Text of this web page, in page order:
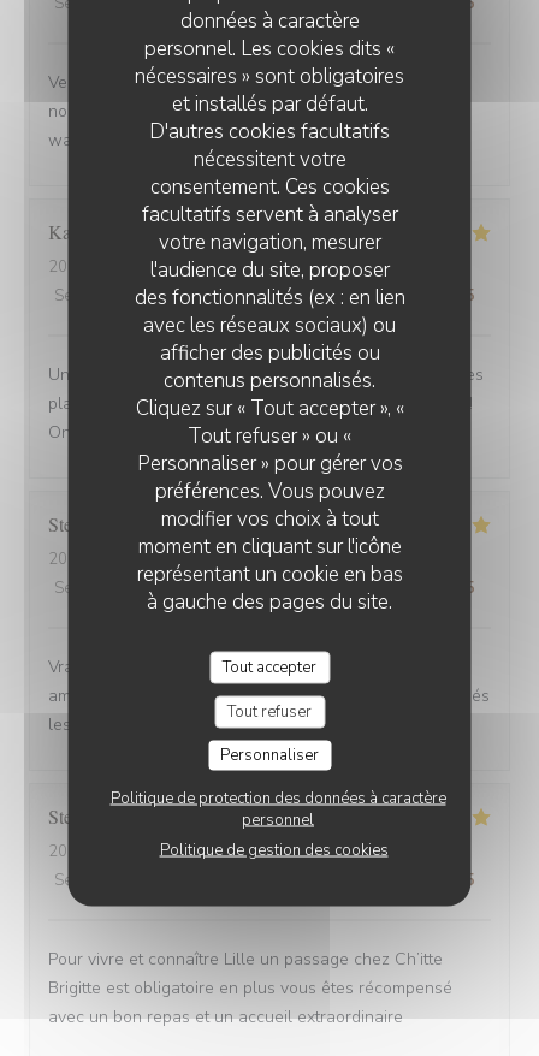
données à caractère
personnel. Les cookies dits «
nécessaires » sont obligatoires
et installés par défaut.
D'autres cookies facultatifs
nécessitent votre
consentement. Ces cookies
facultatifs servent à analyser
votre navigation, mesurer
l'audience du site, proposer
des fonctionnalités (ex : en lien
avec les réseaux sociaux) ou
afficher des publicités ou
contenus personnalisés.
Cliquez sur « Tout accepter », «
Tout refuser » ou «
Personnaliser » pour gérer vos
préférences. Vous pouvez
modifier vos choix à tout
moment en cliquant sur l'icône
représentant un cookie en bas
à gauche des pages du site.
Tout accepter
Tout refuser
Personnaliser
Politique de protection des données à caractère
personnel
Politique de gestion des cookies
Venue avec des amis de Belfort.super bien accueillis,
nous avons beaucoup apprécié la carbonade et le
waterzoi de poissons Nous reviendrons
Karine
2025-08-30
- 21:15 - Couverts 4
Service
/5 Ambiance: 5/5 Cuisine :5/5 Qualité / Prix /5
Une adresse a absolument découvrir ! Une ambiance,des
plats tous délicieux,un personnel attentionné et réactif !!
On reviendra....
Stefano
2025-08-30
- 12:00 - Couverts 6
Service
/5 Ambiance: 5 /5 Cuisine: 5/5 Qualité / Prix /5
Vrai Estaminet du Nord, nourriture excellente, uste a
ameillorer le rytme de sortie des plats, pas tjs coordonnés
les frites avec les plats principaux.
Stefan
2025-08-30
- 21:15 - Couverts 2
Service
/5
Pour vivre et connaître Lille un passage chez Ch’itte
Brigitte est obligatoire en plus vous êtes récompensé
avec un bon repas et un accueil extraordinaire